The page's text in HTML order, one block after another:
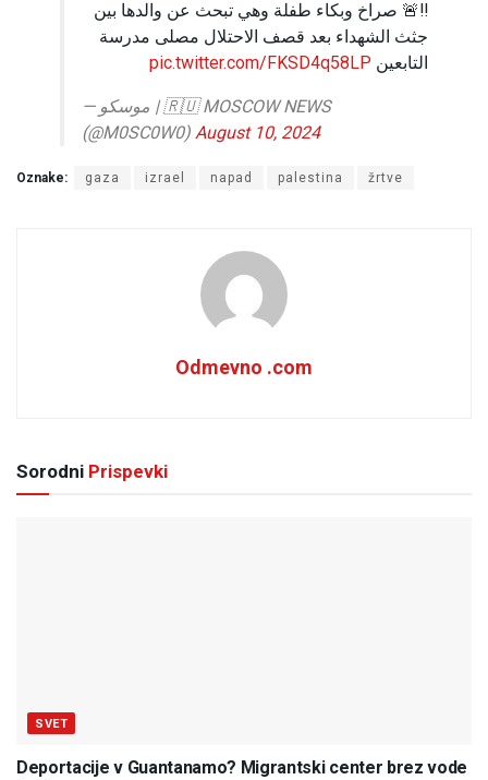
‼️🚨 صراخ وبكاء طفلة وهي تبحث عن والدها بين
جثث الشهداء بعد قصف الاحتلال مصلى مدرسة
التابعين pic.twitter.com/FKSD4q58LP
— موسكو | 🇷🇺 MOSCOW NEWS
(@M0SC0W0) August 10, 2024
Oznake: gaza izrael napad palestina žrtve
Odmevno .com
Sorodni Prispevki
SVET
Deportacije v Guantanamo? Migrantski center brez vode